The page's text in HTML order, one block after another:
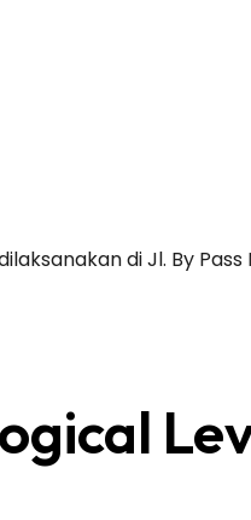
di Jl. By Pass